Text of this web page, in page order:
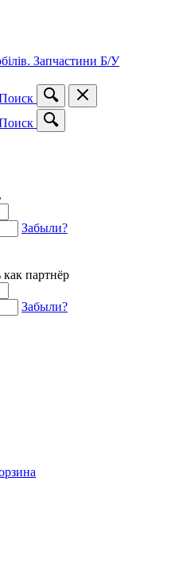
Запчастини Б/У
Забыли?
партнёр
Забыли?